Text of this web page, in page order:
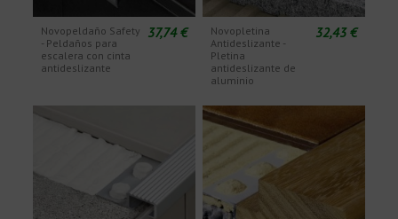
Novopeldaño Safety
- Peldaños para
escalera con cinta
antideslizante
37,74 €
Novopletina
Antideslizante -
Pletina
antideslizante de
aluminio
32,43 €